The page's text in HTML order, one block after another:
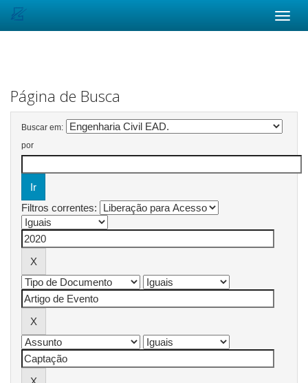
Página de Busca
Buscar em:
por
Filtros correntes: